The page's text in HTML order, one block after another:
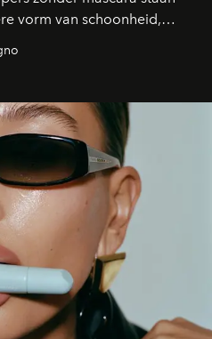
vorm van schoonheid,
is dan een overvloed